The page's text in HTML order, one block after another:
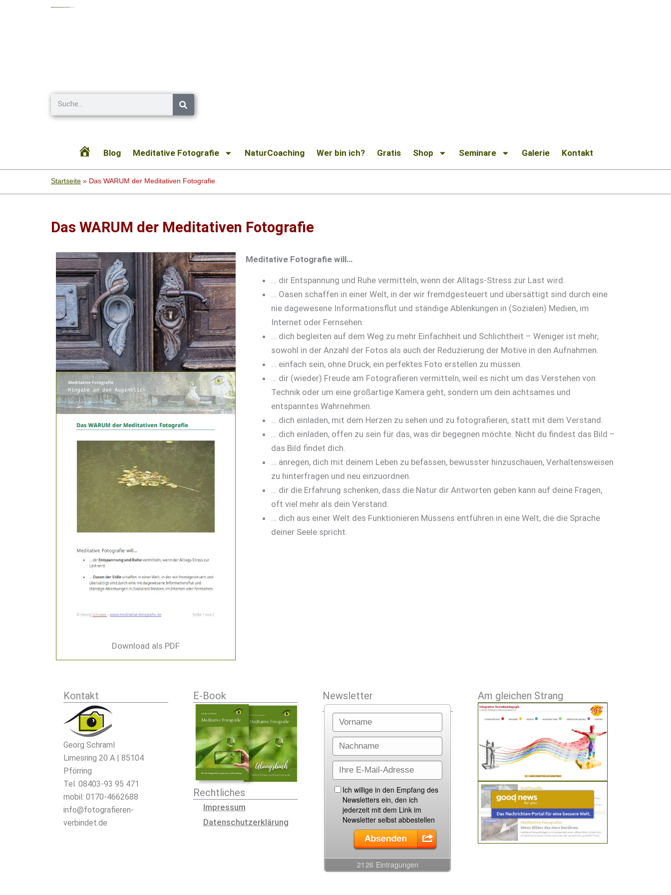
Startseite
Blog Meditative Fotografie NaturCoaching Wer bin ich? Gratis Shop Seminare Galerie Kontakt
Startseite » Das WARUM der Meditativen Fotografie
Das WARUM der Meditativen Fotografie
Download als PDF
Meditative Fotografie will…
… dir Entspannung und Ruhe vermitteln, wenn der Alltags-Stress zur Last wird.
… Oasen schaffen in einer Welt, in der wir fremdgesteuert und übersättigt sind durch eine
nie dagewesene Informationsflut und ständige Ablenkungen in (Sozialen) Medien, im
Internet oder Fernsehen.
… dich begleiten auf dem Weg zu mehr Einfachheit und Schlichtheit – Weniger ist mehr,
sowohl in der Anzahl der Fotos als auch der Reduzierung der Motive in den Aufnahmen.
… einfach sein, ohne Druck, ein perfektes Foto erstellen zu müssen.
… dir (wieder) Freude am Fotografieren vermitteln, weil es nicht um das Verstehen von
Technik oder um eine großartige Kamera geht, sondern um dein achtsames und
entspanntes Wahrnehmen.
… dich einladen, mit dem Herzen zu sehen und zu fotografieren, statt mit dem Verstand.
… dich einladen, offen zu sein für das, was dir begegnen möchte. Nicht du findest das Bild –
das Bild findet dich.
… anregen, dich mit deinem Leben zu befassen, bewusster hinzuschauen, Verhaltensweisen
zu hinterfragen und neu einzuordnen.
… dir die Erfahrung schenken, dass die Natur dir Antworten geben kann auf deine Fragen,
oft viel mehr als dein Verstand.
… dich aus einer Welt des Funktionieren Müssens entführen in eine Welt, die die Sprache
deiner Seele spricht.
Kontakt
Georg Schraml
Limesring 20 A | 85104
Pförring
Tel. 08403-93 95 471
mobil: 0170-4662688
info@fotografieren-
verbindet.de
E-Book
Rechtliches
Impressum
Datenschutzerklärung
Newsletter Am gleichen Strang